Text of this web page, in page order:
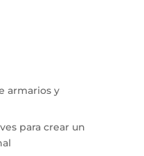
armarios y
para crear un